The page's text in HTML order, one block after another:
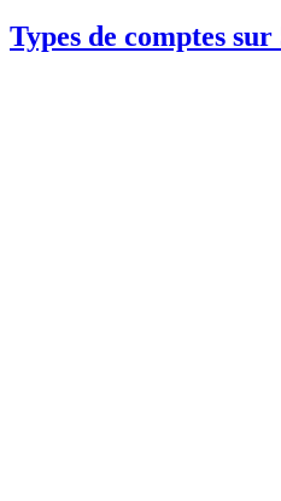
Types de comptes